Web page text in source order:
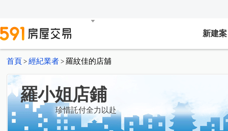
新建案
首頁 > 經紀業者 > 羅紋佳的店舖
羅小姐店鋪
珍惜託付全力以赴